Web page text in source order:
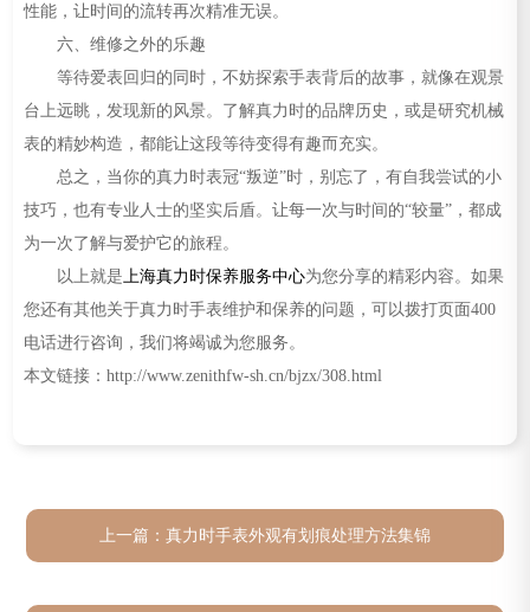
性能，让时间的流转再次精准无误。
六、维修之外的乐趣
等待爱表回归的同时，不妨探索手表背后的故事，就像在观景
台上远眺，发现新的风景。了解真力时的品牌历史，或是研究机械
表的精妙构造，都能让这段等待变得有趣而充实。
总之，当你的真力时表冠“叛逆”时，别忘了，有自我尝试的小
技巧，也有专业人士的坚实后盾。让每一次与时间的“较量”，都成
为一次了解与爱护它的旅程。
以上就是上海真力时保养服务中心为您分享的精彩内容。如果
您还有其他关于真力时手表维护和保养的问题，可以拨打页面400
电话进行咨询，我们将竭诚为您服务。
本文链接：http://www.zenithfw-sh.cn/bjzx/308.html
上一篇： 真力时手表外观有划痕处理方法集锦